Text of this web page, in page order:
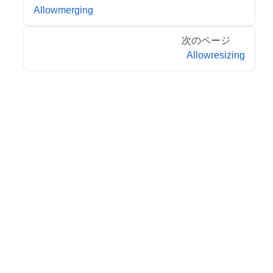
Allowmerging
次のページ
Allowresizing